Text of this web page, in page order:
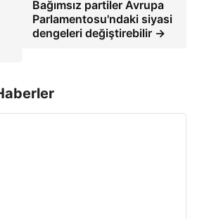
Bağımsız partiler Avrupa
Parlamentosu'ndaki siyasi
dengeleri değiştirebilir →